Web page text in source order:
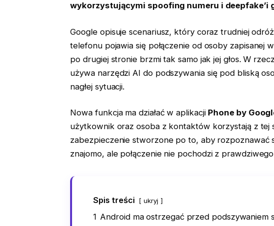
wykorzystującymi spoofing numeru i deepfake’i
Google opisuje scenariusz, który coraz trudniej
telefonu pojawia się połączenie od osoby zapisanej
po drugiej stronie brzmi tak samo jak jej głos. W
używa narzędzi AI do podszywania się pod bliską
nagłej sytuacji.
Nowa funkcja ma działać w aplikacji Phone by
użytkownik oraz osoba z kontaktów korzystają z tej
zabezpieczenie stworzone po to, aby rozpoznawać
znajomo, ale połączenie nie pochodzi z
Spis treści ukryj
1 Android ma ostrzegać przed podszywaniem